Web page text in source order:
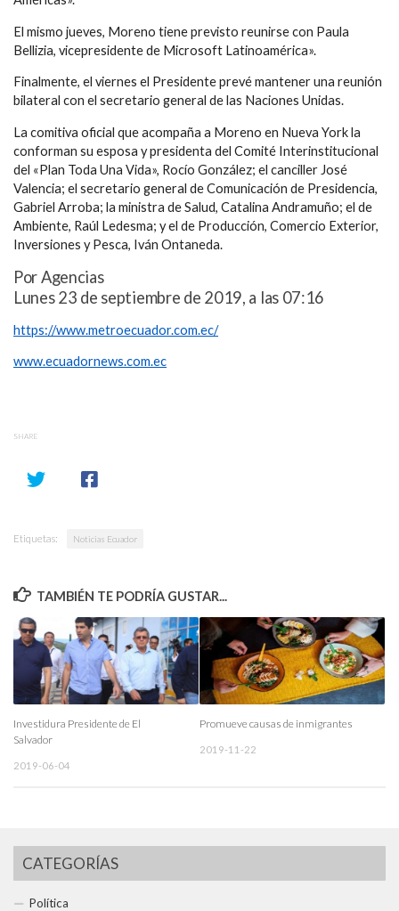
El mismo jueves, Moreno tiene previsto reunirse con Paula
Bellizia, vicepresidente de Microsoft Latinoamérica».
Finalmente, el viernes el Presidente prevé mantener una reunión
bilateral con el secretario general de las Naciones Unidas.
La comitiva oficial que acompaña a Moreno en Nueva York la
conforman su esposa y presidenta del Comité Interinstitucional
del «Plan Toda Una Vida», Rocío González; el canciller José
Valencia; el secretario general de Comunicación de Presidencia,
Gabriel Arroba; la ministra de Salud, Catalina Andramuño; el de
Ambiente, Raúl Ledesma; y el de Producción, Comercio Exterior,
Inversiones y Pesca, Iván Ontaneda.
Por Agencias
Lunes 23 de septiembre de 2019, a las 07:16
https://www.metroecuador.com.ec/
www.ecuadornews.com.ec
SHARE
Etiquetas: Noticias Ecuador
TAMBIÉN TE PODRÍA GUSTAR...
Investidura Presidente de El
Salvador
2019-06-04
Promueve causas de inmigrantes
2019-11-22
CATEGORÍAS
Política